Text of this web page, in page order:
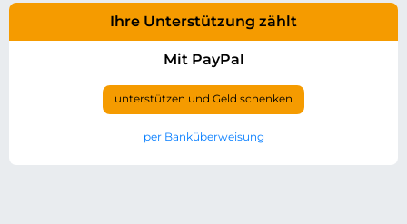
Ihre Unterstützung zählt
Mit PayPal
unterstützen und Geld schenken
per Banküberweisung